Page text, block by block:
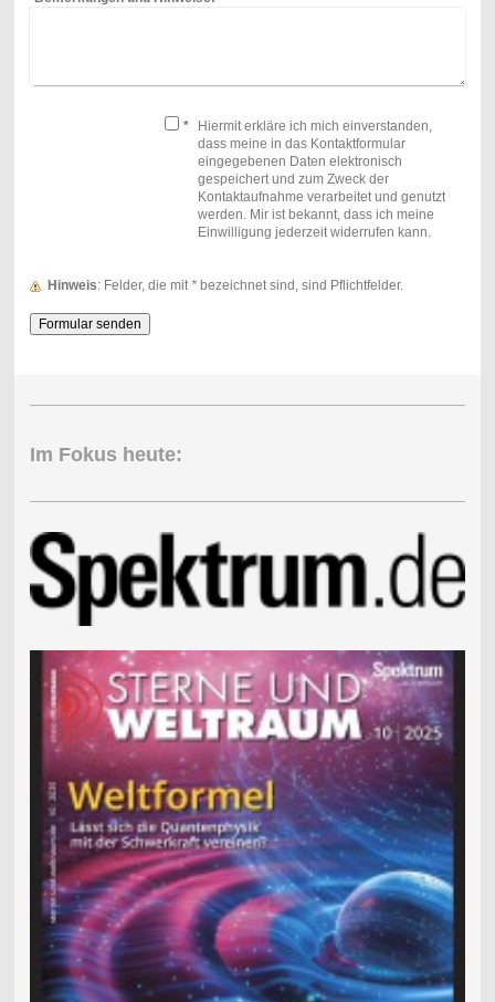
*
Hiermit erkläre ich mich einverstanden,
dass meine in das Kontaktformular
eingegebenen Daten elektronisch
gespeichert und zum Zweck der
Kontaktaufnahme verarbeitet und genutzt
werden. Mir ist bekannt, dass ich meine
Einwilligung jederzeit widerrufen kann.
Hinweis : Felder, die mit *bezeichnet sind, sind Pflichtfelder.
Im Fokus heute: